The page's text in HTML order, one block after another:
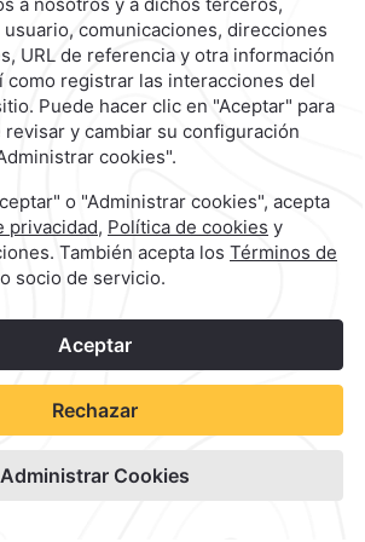
Ver sitio del hotel
Grupo Camino Real
1